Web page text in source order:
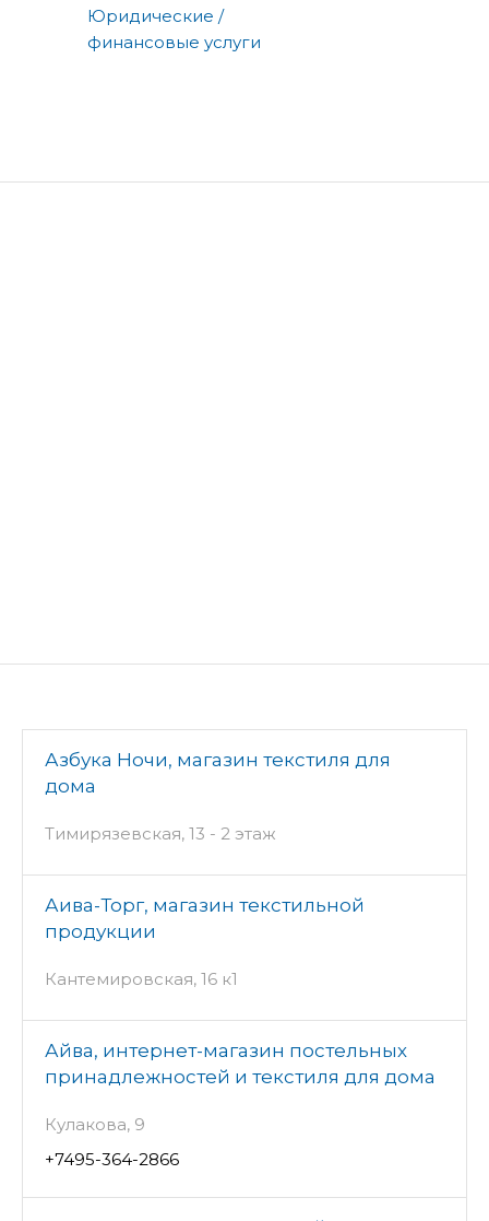
Юридические /
финансовые услуги
Азбука Ночи, магазин текстиля для
дома
Тимирязевская, 13 - 2 этаж
Аива-Торг, магазин текстильной
продукции
Кантемировская, 16 к1
Айва, интернет-магазин постельных
принадлежностей и текстиля для дома
Кулакова, 9
+7495-364-2866